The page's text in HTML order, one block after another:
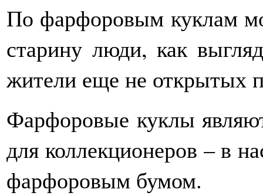
По фарфоровым куклам
старину люди, как
жители еще не открытых
Фарфоровые куклы
для коллекционеров – в
фарфоровым бумом.